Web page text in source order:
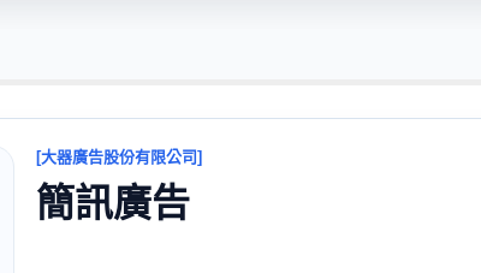
[大器廣告股份有限公司]
簡訊廣告